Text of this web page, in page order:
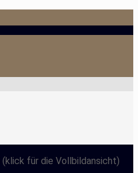
(klick für die Vollbildansicht)